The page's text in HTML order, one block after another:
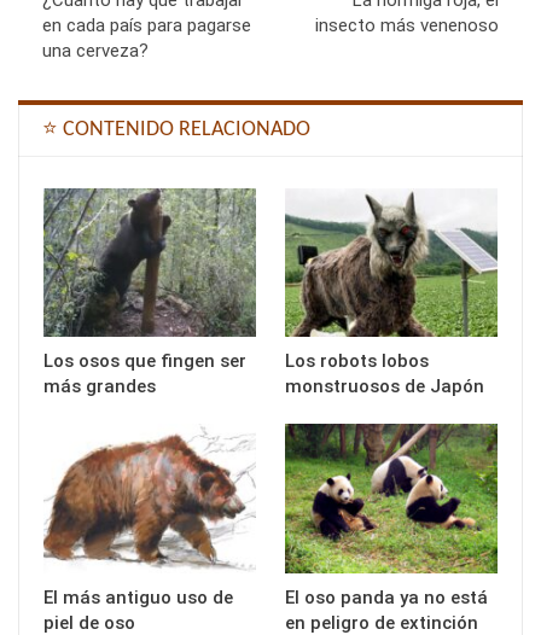
en cada país para pagarse
una cerveza?
insecto más venenoso
⭐ CONTENIDO RELACIONADO
Los osos que fingen ser
más grandes
Los robots lobos
monstruosos de Japón
El más antiguo uso de
piel de oso
El oso panda ya no está
en peligro de extinción